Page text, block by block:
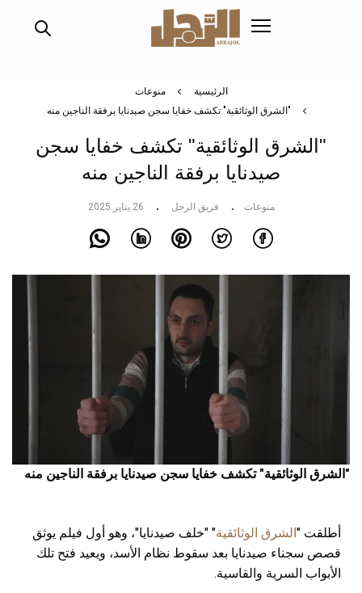
الرئيسية
منوعات
"الشرق الوثائقية" تكشف خفايا سجن صيدنايا برفقة الناجين منه
"الشرق الوثائقية" تكشف خفايا سجن
صيدنايا برفقة الناجين منه
منوعات فريق الرجل 26 يناير 2025
"الشرق الوثائقية" تكشف خفايا سجن صيدنايا برفقة الناجين منه
أطلقت " الشرق الوثائقية" "خلف صيدنايا"، وهو أول فيلم يوثق
قصص سجناء صيدنايا بعد سقوط نظام الأسد، ويعيد فتح تلك
الأبواب السرية والقاسية.